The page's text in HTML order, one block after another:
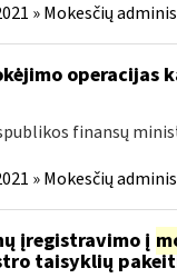
» Mokesčių
operacijas
finansų
» Mokesčių
įregistravimo į
taisyklių